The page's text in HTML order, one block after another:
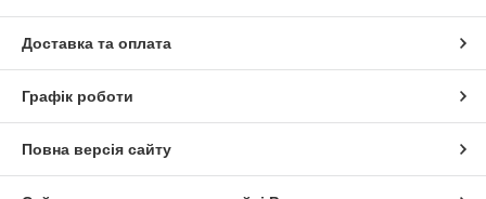
Доставка та оплата
Графік роботи
Повна версія сайту